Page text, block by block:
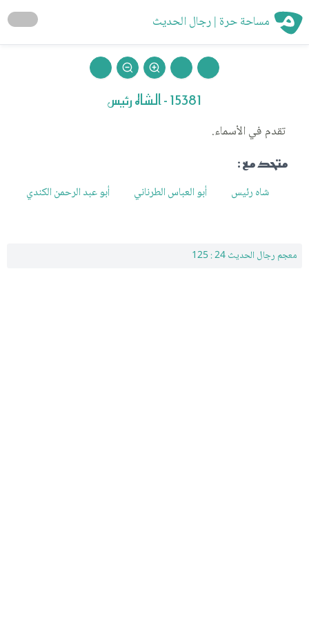
مساحة حرة | رجال الحديث
15381 - الشاه رئيس
تقدم في الأسماء.
متحد مع :
شاه رئيس أبو العباس الطرناني أبو عبد الرحمن الكندي
معجم رجال الحديث 24 : 125